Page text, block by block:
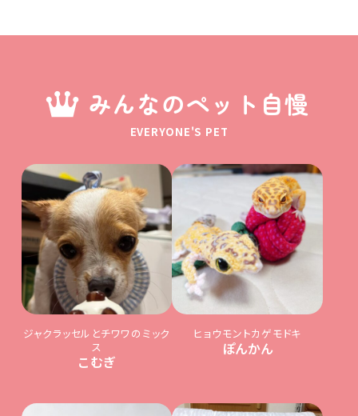
みんなのペット自慢
EVERYONE'S PET
ジャクラッセルとチワワのミック
ス
こむぎ
ヒョウモントカゲモドキ
ぽんかん